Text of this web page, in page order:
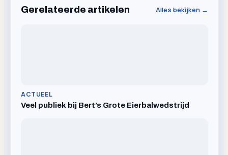
Gerelateerde artikelen Alles bekijken →
ACTUEEL
Veel publiek bij Bert’s Grote Eierbalwedstrijd